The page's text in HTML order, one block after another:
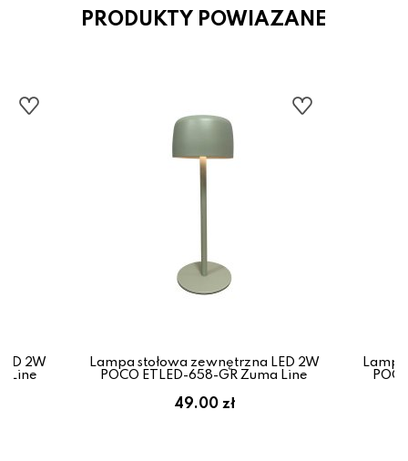
PRODUKTY POWIAZANE
2W
Line
Lampa stołowa zewnętrzna LED 2W
POCO ETLED-658-GR Zuma Line
49.00 zł